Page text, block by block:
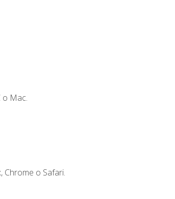
o Mac.
Chrome o Safari.